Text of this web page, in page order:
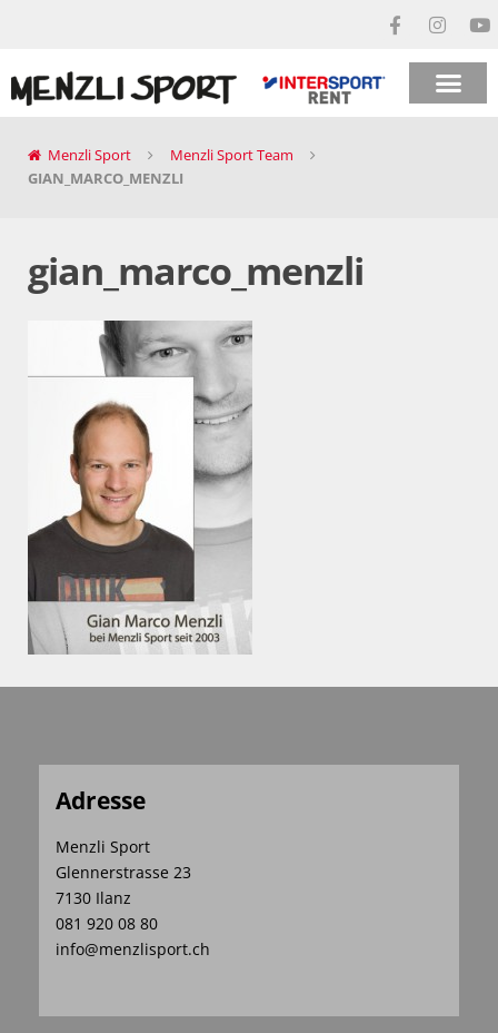
Menzli Sport
Menzli Sport Team
GIAN_MARCO_MENZLI
gian_marco_menzli
Adresse
Menzli Sport
Glennerstrasse 23
7130 Ilanz
081 920 08 80
info@menzlisport.ch